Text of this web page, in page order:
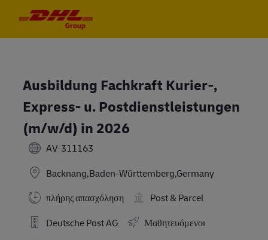
Ausbildung Fachkraft Kurier-,
Express- u. Postdienstleistungen
(m/w/d) in 2026
AV-311163
Backnang,Baden-Württemberg,Germany
πλήρης απασχόληση
Post & Parcel
Deutsche Post AG
Μαθητευόμενοι